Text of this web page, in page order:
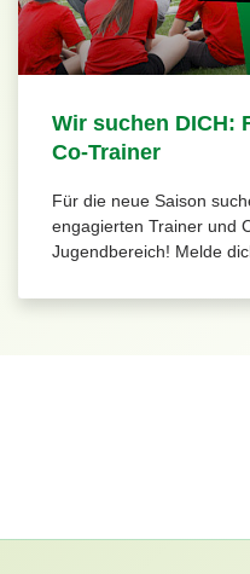
Wir suchen DICH:
Co-Trainer
Für die neue Saison
engagierten Trainer und
Jugendbereich! Melde